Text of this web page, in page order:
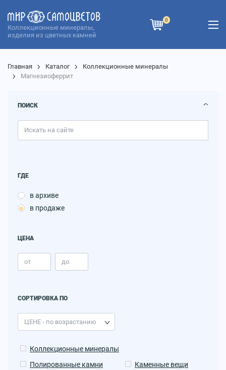
Коллекционные минералы,
изделия из цветных камней
0
Главная Каталог
Коллекционные минералы
Магнезиоферрит
ПОИСК
ГДЕ
в архиве
в продаже
ЦЕНА
СОРТИРОВКА ПО
Коллекционные минералы
Полированные камни
Каменные вещи